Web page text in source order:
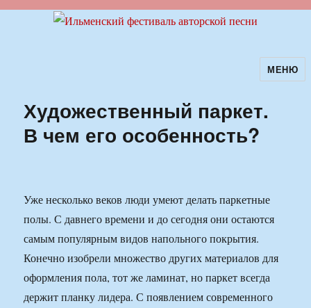
Ильменский фестиваль авторскойМЕНЮ
Художественный паркет.
В чем его особенность?
Уже несколько веков люди умеют делать паркетные
полы. С давнего времени и до сегодня они остаются
самым популярным видов напольного покрытия.
Конечно изобрели множество других материалов для
оформления пола, тот же ламинат, но паркет всегда
держит планку лидера. С появлением современного